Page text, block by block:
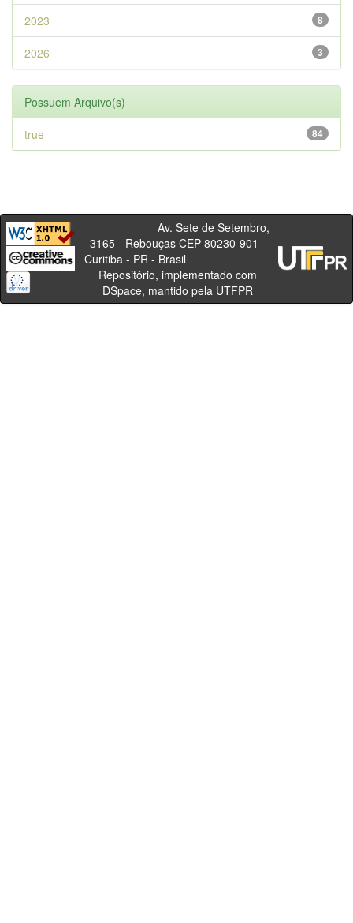
8
2023
3
2026
Possuem Arquivo(s)
84
true
Av. Sete de Setembro,
3165 - Rebouças CEP 80230-901 -
Curitiba - PR - Brasil
Repositório, implementado com
DSpace, mantido pela UTFPR